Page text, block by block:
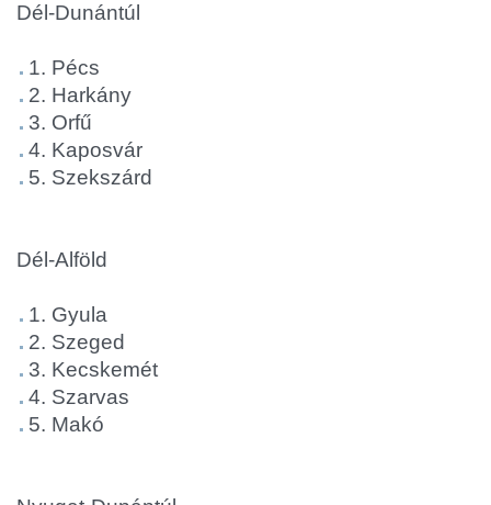
Dél-Dunántúl
1. Pécs
2. Harkány
3. Orfű
4. Kaposvár
5. Szekszárd
Dél-Alföld
1. Gyula
2. Szeged
3. Kecskemét
4. Szarvas
5. Makó